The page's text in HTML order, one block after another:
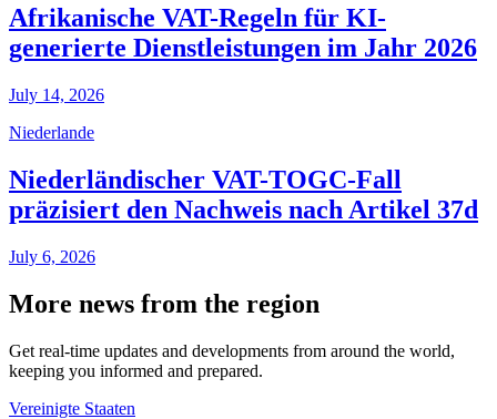
Afrikanische VAT-Regeln für KI-
generierte Dienstleistungen im Jahr 2026
July 14, 2026
Niederlande
Niederländischer VAT-TOGC-Fall
präzisiert den Nachweis nach Artikel 37d
July 6, 2026
More news from the region
Get real-time updates and developments from around the world,
keeping you informed and prepared.
Vereinigte Staaten